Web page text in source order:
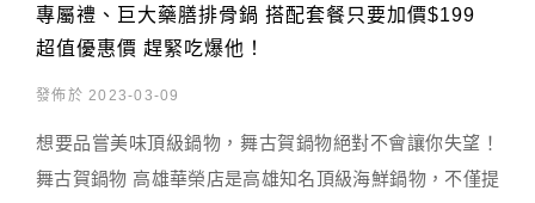
專屬禮、巨大藥膳排骨鍋 搭配套餐只要加價$199
超值優惠價 趕緊吃爆他！
發佈於 2023-03-09
想要品嘗美味頂級鍋物，舞古賀鍋物絕對不會讓你失望！
舞古賀鍋物 高雄華榮店是高雄知名頂級海鮮鍋物，不僅提